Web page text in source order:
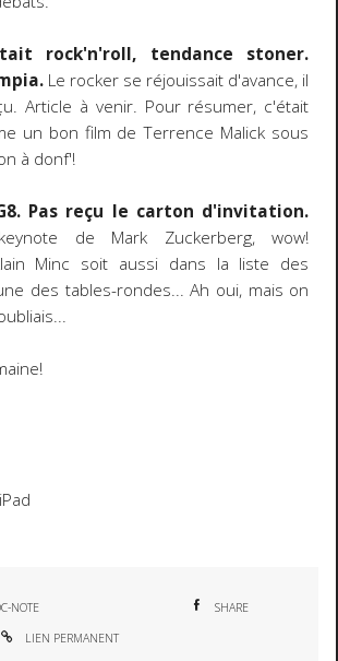
rock'n'roll, tendance stoner.
Le rocker se réjouissait d'avance, il
Article à venir. Pour résumer, c'était
un bon film de Terrence Malick sous
à donf'!
Pas reçu le carton d'invitation.
de Mark Zuckerberg, wow!
Minc soit aussi dans la liste des
des tables-rondes... Ah oui, mais on
NOTE SHARE
LIEN PERMANENT